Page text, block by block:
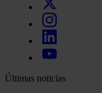
Últimas noticias